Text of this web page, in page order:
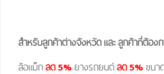
สำหรับลูกค้าต่างจังหวัด และ ลูกค้าที่ต้องก
ล้อแม็ก ลด 5% ยางรถยนต์ ลด 5% ขนา